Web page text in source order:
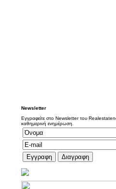
Newsletter
Εγγραφείτε στο Newsletter του
καθημερινή ενημέρωση.